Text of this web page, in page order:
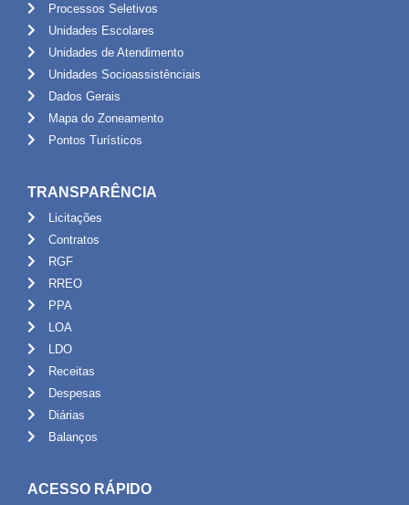
Processos Seletivos
Unidades Escolares
Unidades de Atendimento
Unidades Socioassistênciais
Dados Gerais
Mapa do Zoneamento
Pontos Turísticos
TRANSPARÊNCIA
Licitações
Contratos
RGF
RREO
PPA
LOA
LDO
Receitas
Despesas
Diárias
Balanços
ACESSO RÁPIDO